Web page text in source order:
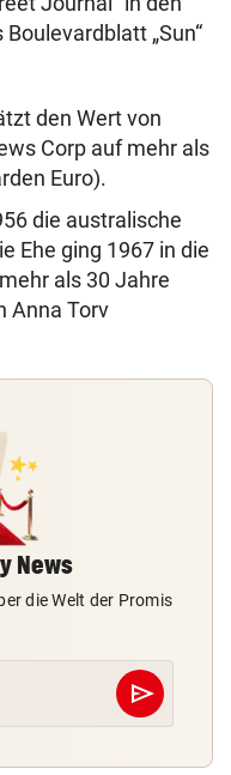
„Sun“
den Wert von
Corp auf mehr als
Euro).
die australische
Ehe ging 1967 in die
als 30 Jahre
Anna Torv
News
die Welt der Promis
send
Abschicken